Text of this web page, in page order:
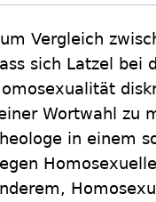
Vergleich
sich Latzel bei
Wortwahl zu
in einem